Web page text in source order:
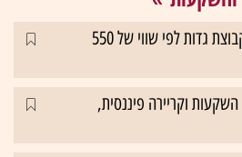
גד זאבי במגעים לרכישת קבוצת גדות לפי שווי של 550
השקעות וקריירה פיננסית,